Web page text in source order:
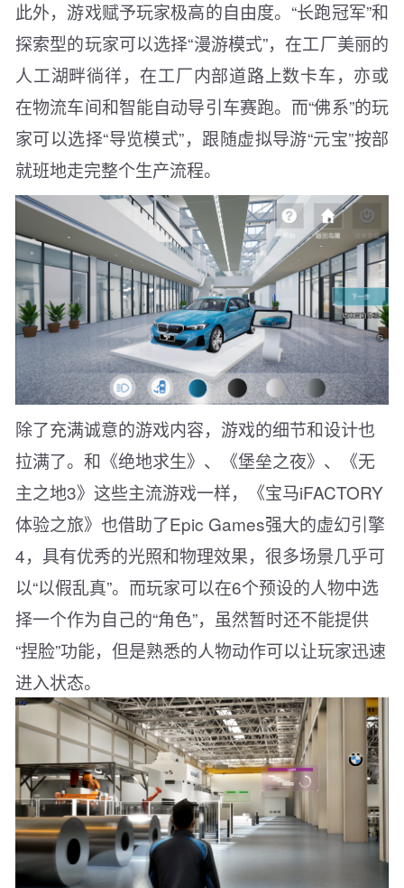
此外，游戏赋予玩家极高的自由度。“长跑冠军”和
探索型的玩家可以选择“漫游模式”，在工厂美丽的
人工湖畔徜徉，在工厂内部道路上数卡车，亦或
在物流车间和智能自动导引车赛跑。而“佛系”的玩
家可以选择“导览模式”，跟随虚拟导游“元宝”按部
就班地走完整个生产流程。
除了充满诚意的游戏内容，游戏的细节和设计也
拉满了。和《绝地求生》、《堡垒之夜》、《无
主之地3》这些主流游戏一样，《宝马iFACTORY
体验之旅》也借助了Epic Games强大的虚幻引擎
4，具有优秀的光照和物理效果，很多场景几乎可
以“以假乱真”。而玩家可以在6个预设的人物中选
择一个作为自己的“角色”，虽然暂时还不能提供
“捏脸”功能，但是熟悉的人物动作可以让玩家迅速
进入状态。